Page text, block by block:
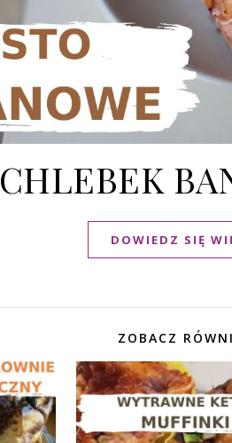
CHLEBEK
DOWIEDZ SIĘ
ZOBACZ